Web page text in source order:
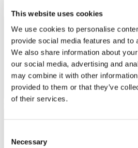
This website uses cookies
We use cookies to personalise
provide social media features and to
We also share information about
our social media, advertising and
may combine it with other
provided to them or that they’ve
of their services.
Selection
Necessary
Ragione Sociale
Categorie merceologiche